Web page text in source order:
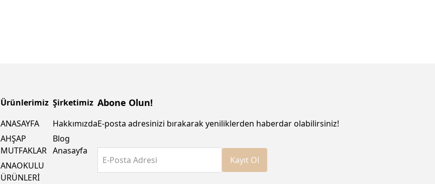
Ürünlerimiz
ANASAYFA
AHŞAP
MUTFAKLAR
ANAOKULU
ÜRÜNLERİ
Şirketimiz
Hakkımızda
Blog
Anasayfa
Abone Olun!
E-posta adresinizi bırakarak yeniliklerden haberdar olabilirsiniz!
E-Posta Adresi Kayıt Ol